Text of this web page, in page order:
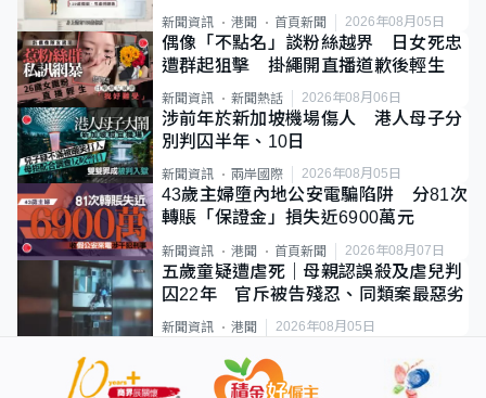
類案最惡劣
新聞資訊 港聞 首頁新聞 2026年08月05日
偶像「不點名」談粉絲越界 日女死忠
遭群起狙擊 掛繩開直播道歉後輕生
新聞資訊 新聞熱話 2026年08月06日
涉前年於新加坡機場傷人 港人母子分
別判囚半年、10日
新聞資訊 兩岸國際 2026年08月05日
43歲主婦墮內地公安電騙陷阱 分81次
轉賬「保證金」損失近6900萬元
新聞資訊 港聞 首頁新聞 2026年08月07日
五歲童疑遭虐死｜母親認誤殺及虐兒判
囚22年 官斥被告殘忍、同類案最惡劣
新聞資訊 港聞 2026年08月05日